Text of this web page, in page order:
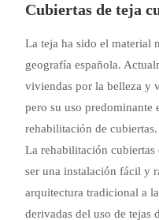
Cubiertas de teja
La teja ha sido el material
geografía española.
viviendas por la belleza y
pero su uso predominante
rehabilitación de cubiertas.
La rehabilitación cubiertas
ser una instalación fácil y
arquitectura tradicional a
derivadas del uso de tejas